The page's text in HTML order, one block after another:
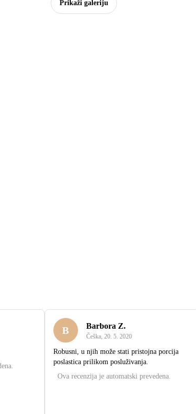
Prikaži galeriju
B Barbora Z.
Češka, 20. 5. 2020
Robusni, u njih može stati pristojna porcija
poslastica prilikom posluživanja.
Ova recenzija je automatski prevedena.